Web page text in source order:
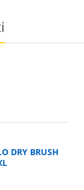
DRY BRUSH